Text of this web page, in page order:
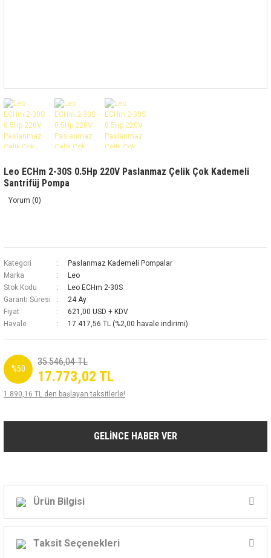
Leo ECHm 2-30S 0.5Hp 220V Paslanmaz Çelik Çok Kademeli
Santrifüj Pompa
Yorum (0)
Kategori
Paslanmaz Kademeli Pompalar
Marka
Leo
Stok Kodu
Leo ECHm 2-30S
Garanti Süresi
24 Ay
Fiyat
621,00 USD + KDV
Havale
17.417,56 TL (%2,00 havale indirimi)
%50
35.546,04 TL
17.773,02 TL
1.890,16 TL den başlayan taksitlerle!
GELİNCE HABER VER
Ürün Bilgisi
Taksit Seçenekleri